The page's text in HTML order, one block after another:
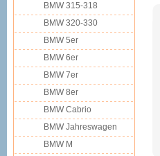
BMW 315-318
BMW 320-330
BMW 5er
BMW 6er
BMW 7er
BMW 8er
BMW Cabrio
BMW Jahreswagen
BMW M